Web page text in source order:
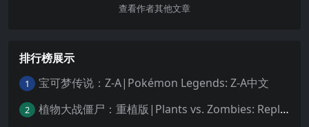
查看作者其他文章
排行榜展示
1 宝可梦传说：Z-A|Pokémon Legends: Z-A中文
2 植物大战僵尸：重植版|Plants vs. Zombies: Replanted中文